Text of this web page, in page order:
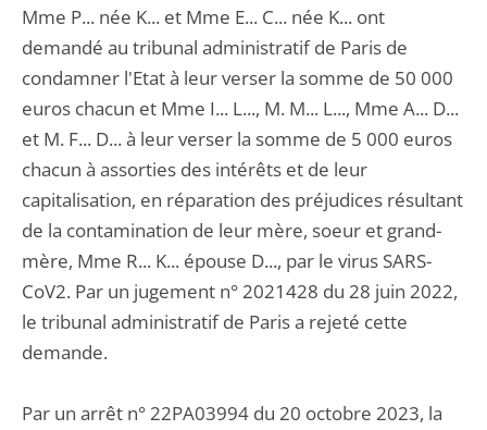
Mme P... née K... et Mme E... C... née K... ont
demandé au tribunal administratif de Paris de
condamner l'Etat à leur verser la somme de 50 000
euros chacun et Mme I... L..., M. M... L..., Mme A... D...
et M. F... D... à leur verser la somme de 5 000 euros
chacun à assorties des intérêts et de leur
capitalisation, en réparation des préjudices résultant
de la contamination de leur mère, soeur et grand-
mère, Mme R... K... épouse D..., par le virus SARS-
CoV2. Par un jugement n° 2021428 du 28 juin 2022,
le tribunal administratif de Paris a rejeté cette
demande.
Par un arrêt n° 22PA03994 du 20 octobre 2023, la